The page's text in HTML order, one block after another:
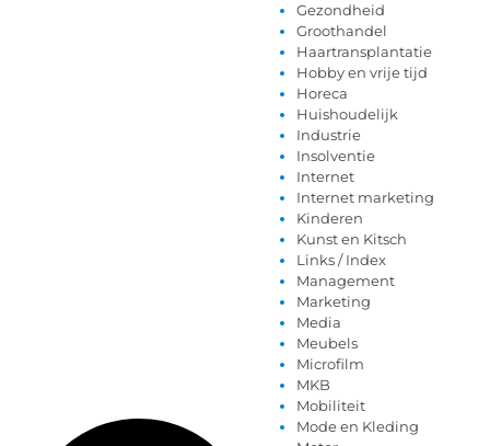
Gezondheid
Groothandel
Haartransplantatie
Hobby en vrije tijd
Horeca
Huishoudelijk
Industrie
Insolventie
Internet
Internet marketing
Kinderen
Kunst en Kitsch
Links / Index
Management
Marketing
Media
Meubels
Microfilm
MKB
Mobiliteit
Mode en Kleding